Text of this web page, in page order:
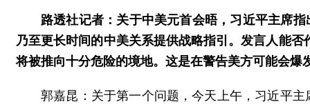
路透社记者：关于中美元首会晤，习近平主席
乃至更长时间的中美关系提供战略指引。发言人能
将被推向十分危险的境地。这是在警告美方可能会爆
郭嘉昆：关于第一个问题，今天上午，习近平